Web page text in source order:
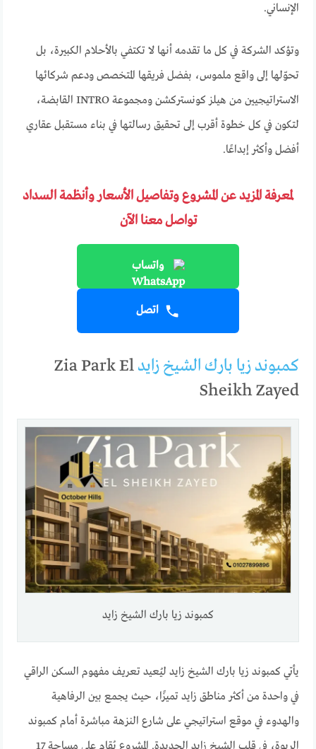
الإنساني.
وتؤكد الشركة في كل ما تقدمه أنها لا تكتفي بالأحلام الكبيرة، بل
تحوّلها إلى واقع ملموس، بفضل فريقها المتخصص ودعم شركائها
الاستراتيجيين من هيلز كونستركشن ومجموعة INTRO القابضة،
لتكون في كل خطوة أقرب إلى تحقيق رسالتها في بناء مستقبل عقاري
أفضل وأكثر إبداعًا.
لمعرفة المزيد عن المشروع وتفاصيل الأسعار وأنظمة السداد
تواصل معنا الآن
واتساب
اتصل
كمبوند زيا بارك الشيخ زايد Zia Park El
Sheikh Zayed
كمبوند زيا بارك الشيخ زايد
يأتي كمبوند زيا بارك الشيخ زايد ليُعيد تعريف مفهوم السكن الراقي
في واحدة من أكثر مناطق زايد تميزًا، حيث يجمع بين الرفاهية
والهدوء في موقع استراتيجي على شارع النزهة مباشرة أمام كمبوند
الربوة، في قلب الشيخ زايد الجديدة. المشروع يُقام على مساحة 17